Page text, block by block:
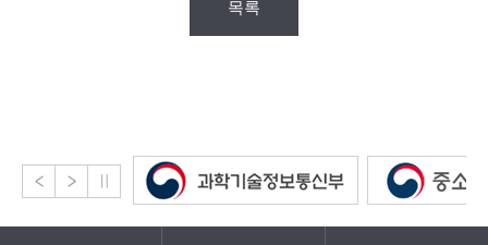
목록